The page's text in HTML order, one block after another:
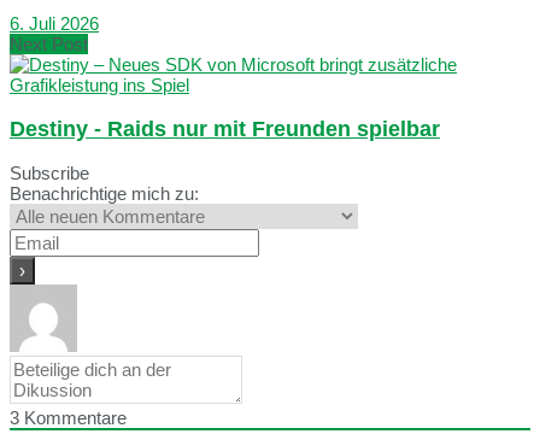
6. Juli 2026
Next Post
Destiny - Raids nur mit Freunden spielbar
Subscribe
Benachrichtige mich zu:
3 Kommentare